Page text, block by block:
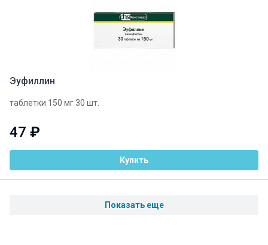
Эуфиллин
таблетки 150 мг 30 шт.
47 ₽
Купить
Показать еще